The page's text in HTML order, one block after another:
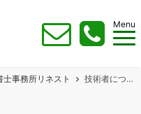
Menu
事務所リネスト 技術者について